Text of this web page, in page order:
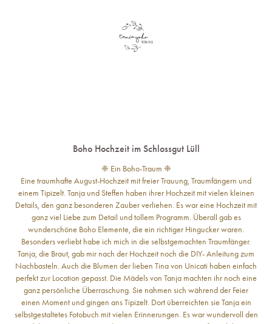
Boho Hochzeit im Schlossgut Lüll
❈ Ein Boho-Traum ❈
Eine traumhafte August-Hochzeit mit freier Trauung, Traumfängern und
einem Tipizelt. Tanja und Steffen haben ihrer Hochzeit mit vielen kleinen
Details, den ganz besonderen Zauber verliehen. Es war eine Hochzeit mit
ganz viel Liebe zum Detail und tollem Programm. Überall gab es
wunderschöne Boho Elemente, die ein richtiger Hingucker waren.
Besonders verliebt habe ich mich in die selbstgemachten Traumfänger.
Tanja, die Braut, gab mir nach der Hochzeit noch die DIY- Anleitung zum
Nachbasteln. Auch die Blumen der lieben Tina von Unicati haben einfach
perfekt zur Location gepasst. Die Mädels von Tanja machten ihr noch eine
ganz persönliche Überraschung. Sie nahmen sich während der Feier
einen Moment und gingen ans Tipizelt. Dort überreichten sie Tanja ein
selbstgestaltetes Fotobuch mit vielen Erinnerungen. Es war wundervoll den